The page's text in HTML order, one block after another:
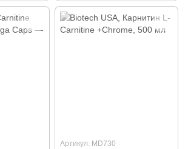
Артикул: MD730